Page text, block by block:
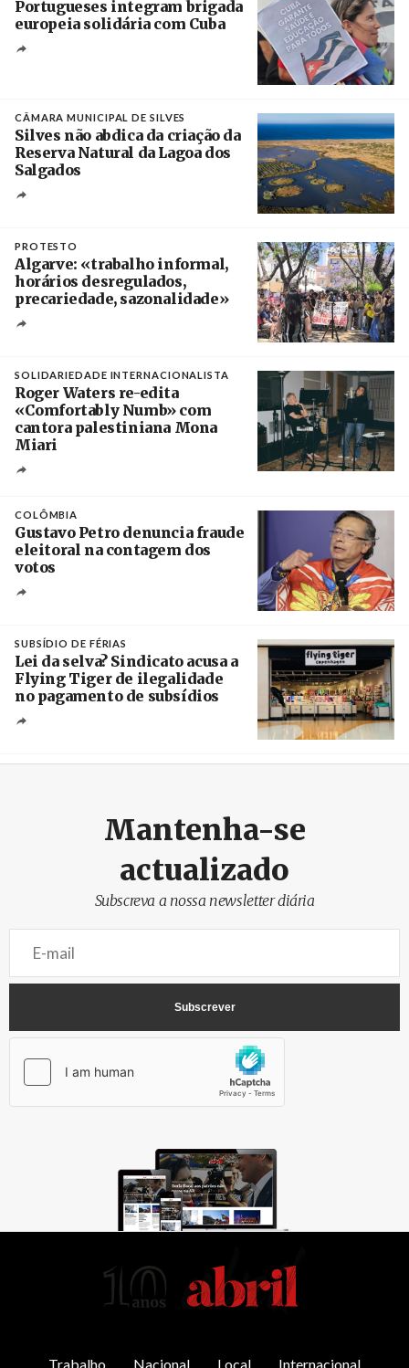
Portugueses integram brigada
europeia solidária com Cuba
CÂMARA MUNICIPAL DE SILVES
Silves não abdica da criação da
Reserva Natural da Lagoa dos
Salgados
PROTESTO
Algarve: «trabalho informal,
horários desregulados,
precariedade, sazonalidade»
SOLIDARIEDADE INTERNACIONALISTA
Roger Waters re-edita
«Comfortably Numb» com
cantora palestiniana Mona
Miari
COLÔMBIA
Gustavo Petro denuncia fraude
eleitoral na contagem dos
votos
SUBSÍDIO DE FÉRIAS
Lei da selva? Sindicato acusa a
Flying Tiger de ilegalidade
no pagamento de subsídios
Mantenha-se
actualizado
Subscreva a nossa newsletter diária
Trabalho Nacional Local Internacional